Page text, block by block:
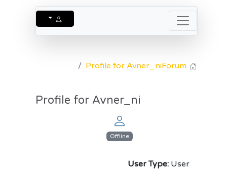
Forum
Profile for Avner_ni
Profile for Avner_ni
Offline
User Type: User